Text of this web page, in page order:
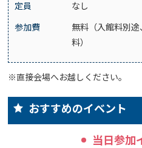
定員 なし
参加費
無料（入館料別
料）
※直接会場へお越しください。
おすすめのイベント
当日参加